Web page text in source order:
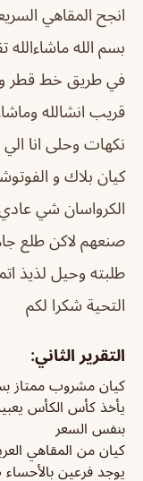
انجح المقاهي
في طريق خط قطر و
قريب انشالله
نكهات وحلى انا
كيان بلاك و
الكرواسان شي
صنعهم لاكن طلع
طلبته وحيل لذيذ
التحية شكرا لكم
التقرير الثاني:
كيان مشروب ممتاز
يأخذ كأس الكأس
بنفس السعر
كيان من المقاهي
يوجد فرعين